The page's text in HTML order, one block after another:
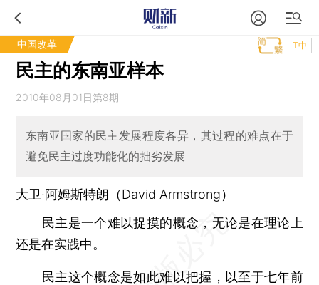
中国改革 T中
民主的东南亚样本
2010年08月01日第8期
东南亚国家的民主发展程度各异，其过程的难点在于
避免民主过度功能化的拙劣发展
大卫·阿姆斯特朗（David Armstrong）
民主是一个难以捉摸的概念，无论是在理论上
还是在实践中。
民主这个概念是如此难以把握，以至于七年前